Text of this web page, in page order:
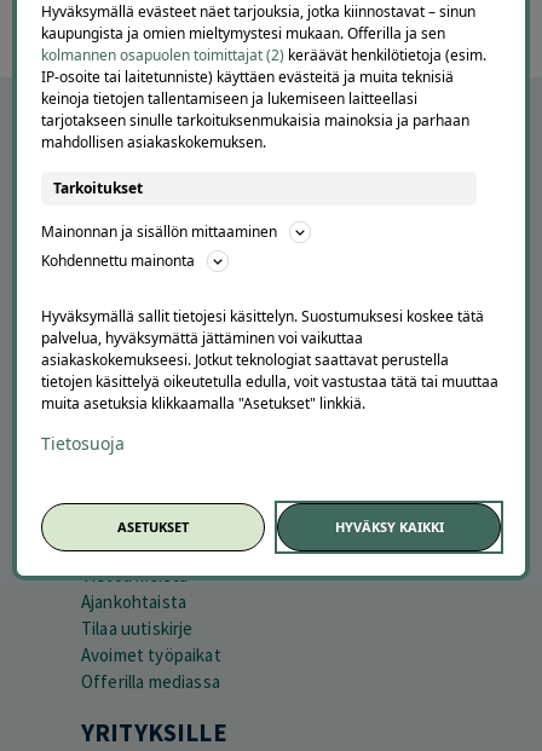
APUA JA NEUVOJA
Peruuta tilaus
Asiakaspalvelu
Kuinka Offerilla toimii
Usein kysytyt kysymykset
TUTUSTU MEIHIN
Tietoa meistä
Ajankohtaista
Tilaa uutiskirje
Avoimet työpaikat
Offerilla mediassa
YRITYKSILLE
Hyväksymällä evästeet näet tarjouksia, jotka kiinnostavat – sinun
kaupungista ja omien mieltymystesi mukaan. Offerilla ja sen
kolmannen osapuolen toimittajat (2) keräävät henkilötietoja (esim.
IP-osoite tai laitetunniste) käyttäen evästeitä ja muita teknisiä
keinoja tietojen tallentamiseen ja lukemiseen laitteellasi
tarjotakseen sinulle tarkoituksenmukaisia mainoksia ja parhaan
mahdollisen asiakaskokemuksen.
Tarkoitukset
Mainonnan ja sisällön mittaaminen
Kohdennettu mainonta
Hyväksymällä sallit tietojesi käsittelyn. Suostumuksesi koskee tätä
palvelua, hyväksymättä jättäminen voi vaikuttaa
asiakaskokemukseesi. Jotkut teknologiat saattavat perustella
tietojen käsittelyä oikeutetulla edulla, voit vastustaa tätä tai muuttaa
muita asetuksia klikkaamalla "Asetukset" linkkiä.
Tietosuoja
ASETUKSET HYVÄKSY KAIKKI